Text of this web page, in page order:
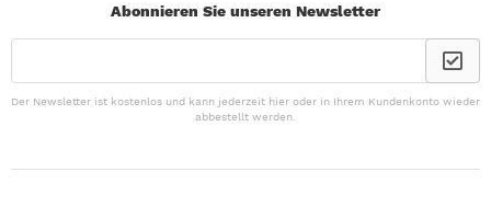
Abonnieren Sie unseren Newsletter
Der Newsletter ist kostenlos und kann jederzeit hier oder in Ihrem Kundenkonto wieder
abbestellt werden.